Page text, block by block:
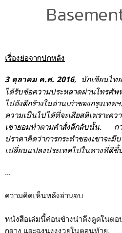
เรื่องย่อจากปกหลัง
3 ตุลาคม ค.ศ. 2016, นักเขียนไท
ได้รับข้อความประหลาดผ่านโทรศัพ
ไปยังตึกร้างในย่านเก่าของกรุงเท
ความเป็นไปได้ที่จะเสียสติเพราะค
เขายอมทำตามคำสั่งลึกลับนั้น. กา
ปราดาคิดว่าการกระทำของเขาจะ
เปลี่ยนแปลงประเทศไปในทางที่ดีขึ้
...
ความคิดเห็นหลังอ่านจบ
หนังสือเล่มนี้ค่อนข้างน่าดึงดูดในต
กลาง และฉงนงงงวยในตอนท้าย.